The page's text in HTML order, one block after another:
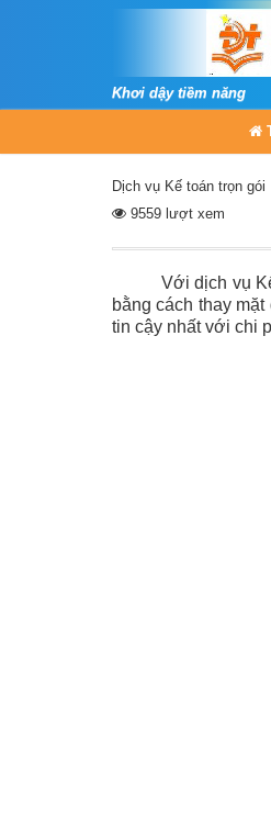
Khơi dậy tiềm năng
Dịch vụ Kế toán trọn gói
9559 lượt xem
Với dịch vụ Kế
bằng cách thay
tin cậy nhất với chi